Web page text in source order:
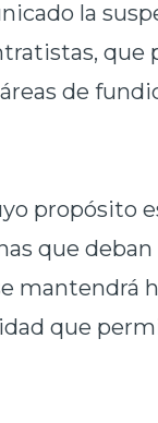
la
, que
de
propósito
que
mantendrá
que